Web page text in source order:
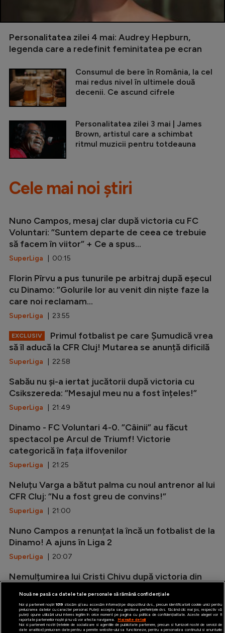
Personalitatea zilei 4 mai: Audrey Hepburn,
legenda care a redefinit feminitatea pe ecran
Consumul de bere în România, la cel
mai redus nivel în ultimele două
decenii. Ce ascund cifrele
Personalitatea zilei 3 mai | James
Brown, artistul care a schimbat
ritmul muzicii pentru totdeauna
Cele mai noi știri
Nuno Campos, mesaj clar după victoria cu FC
Voluntari: ”Suntem departe de ceea ce trebuie
să facem în viitor” + Ce a spus...
SuperLiga | 00:15
Florin Pîrvu a pus tunurile pe arbitraj după eșecul
cu Dinamo: ”Golurile lor au venit din niște faze la
care noi reclamam...
SuperLiga | 23:55
EXCLUSIV
Primul fotbalist pe care Șumudică vrea
să îl aducă la CFR Cluj! Mutarea se anunță dificilă
SuperLiga | 22:58
Sabău nu și-a iertat jucătorii după victoria cu
Csikszereda: ”Mesajul meu nu a fost înțeles!”
SuperLiga | 21:49
Dinamo - FC Voluntari 4-0. ”Câinii” au făcut
spectacol pe Arcul de Triumf! Victorie
categorică în fața ilfovenilor
SuperLiga | 21:25
Neluțu Varga a bătut palma cu noul antrenor al lui
CFR Cluj: ”Nu a fost greu de convins!”
SuperLiga | 21:00
Nuno Campos a renunțat la încă un fotbalist de la
Dinamo! A ajuns în Liga 2
SuperLiga | 20:07
Nemulțumirea lui Cristi Chivu după victoria din
Serie A| 19:20
Nouă ne pasă ca datele tale personale să rămână confidențiale
Noi și partenerii noștri 1019stocăm și/sau accesăm informații pe dispozitivul dvs., precum identificatorii cookie unici pentru
prelucrarea datelor cu caracter personal. Puteți accepta sau gestiona preferințele dvs. făcând clic mai jos, respectiv vă
puteți opune utilizării unui interes legitim în orice moment pe pagina cu politica de confidențialitate. Aceste alegeri vor fi
raportate partenerilor noștri și nu vă vor afecta navigarea.
Mai multe detalii
Noi si partenerii nostri (retelele de socializare si agentiile de publicitate partenere, precum si furnizorii nostri de servicii de
date analitice) prelucram date pentru a permite website-ului sa functioneze, pentru a personaliza continutul si anunturile